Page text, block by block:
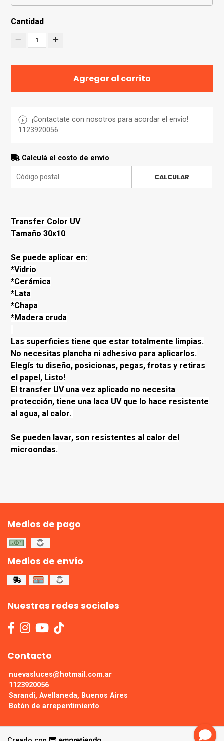
Cantidad
1
Agregar al carrito
¡Contactate con nosotros para acordar el envio!
1123920056
Calculá el costo de envío
CALCULAR
Transfer Color UV
Tamaño 30x10
Se puede aplicar en:
*Vidrio
*Cerámica
*Lata
*Chapa
*Madera cruda
Las superficies tiene que estar totalmente limpias.
No necesitas plancha ni adhesivo para aplicarlos.
Elegís tu diseño, posicionas, pegas, frotas y retiras
el papel, Listo!
El transfer UV una vez aplicado no necesita
protección, tiene una laca UV que lo hace resistente
al agua, al calor.
Se pueden lavar, son resistentes al calor del
microondas.
Medios de pago
Medios de envío
Nuestras redes sociales
Contacto
nuevasluces@hotmail.com.ar
1123920056
Sarandi, Avellaneda, Buenos Aires
Botón de arrepentimiento